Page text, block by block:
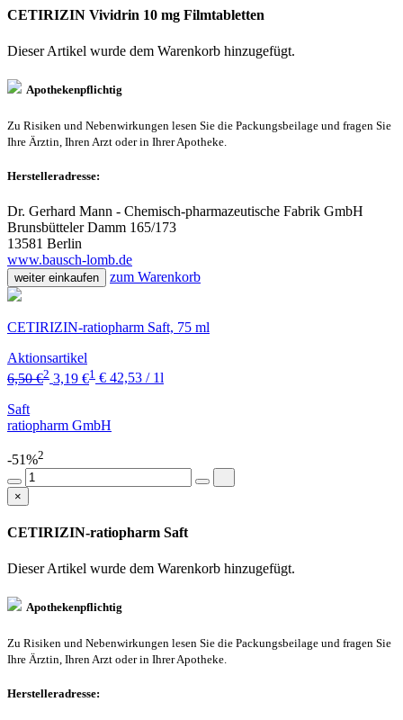
CETIRIZIN Vividrin 10 mg Filmtabletten
Dieser Artikel wurde dem Warenkorb hinzugefügt.
Apothekenpflichtig
Zu Risiken und Nebenwirkungen lesen Sie die Packungsbeilage und fragen Sie
Ihre Ärztin, Ihren Arzt oder in Ihrer Apotheke.
Herstelleradresse:
Dr. Gerhard Mann - Chemisch-pharmazeutische Fabrik GmbH
Brunsbütteler Damm 165/173
13581 Berlin
www.bausch-lomb.de
weiter einkaufen zum Warenkorb
CETIRIZIN-ratiopharm Saft, 75 ml
Aktionsartikel
6,50 €2 3,19 €1 € 42,53 / 1l
Saft
ratiopharm GmbH
-51%2
×
CETIRIZIN-ratiopharm Saft
Dieser Artikel wurde dem Warenkorb hinzugefügt.
Apothekenpflichtig
Zu Risiken und Nebenwirkungen lesen Sie die Packungsbeilage und fragen Sie
Ihre Ärztin, Ihren Arzt oder in Ihrer Apotheke.
Herstelleradresse: